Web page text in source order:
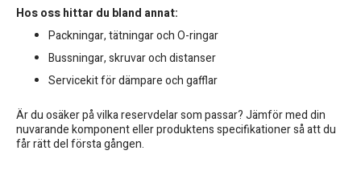
Hos oss hittar du bland annat:
Packningar, tätningar och O-ringar
Bussningar, skruvar och distanser
Servicekit för dämpare och gafflar
Är du osäker på vilka reservdelar som passar? Jämför med din
nuvarande komponent eller produktens specifikationer så att du
får rätt del första gången.